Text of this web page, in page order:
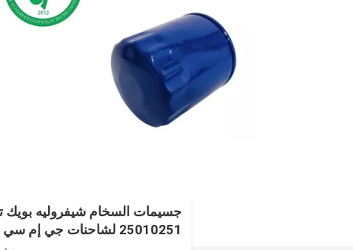
جسيمات السخام شيفروليه بويك
25010251 لشاحنات جي إم سي الخفيفة